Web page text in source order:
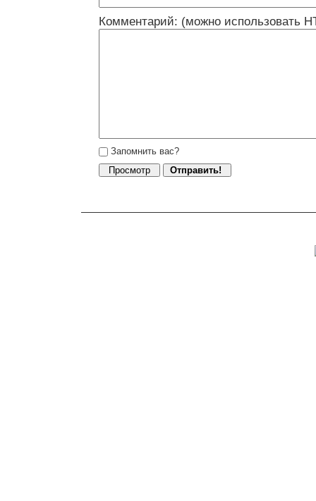
Комментарий: (можно использовать
Запомнить вас?